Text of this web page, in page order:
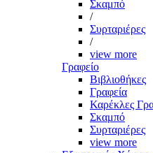
Σκαμπό
/
Συρταριέρες
/
view more
Γραφείο
Βιβλιοθήκες
Γραφεία
Καρέκλες
Σκαμπό
Συρταριέρες
view more